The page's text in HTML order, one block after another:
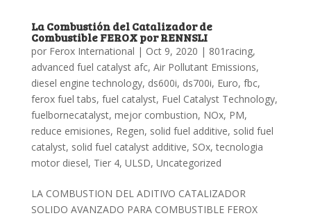
La Combustión del Catalizador de
Combustible FEROX por RENNSLI
por Ferox International | Oct 9, 2020 | 801racing,
advanced fuel catalyst afc, Air Pollutant Emissions,
diesel engine technology, ds600i, ds700i, Euro, fbc,
ferox fuel tabs, fuel catalyst, Fuel Catalyst Technology,
fuelbornecatalyst, mejor combustion, NOx, PM,
reduce emisiones, Regen, solid fuel additive, solid fuel
catalyst, solid fuel catalyst additive, SOx,tecnologia
motor diesel, Tier 4, ULSD, Uncategorized
LA COMBUSTION DEL ADITIVO CATALIZADOR
SOLIDO AVANZADO PARA COMBUSTIBLE FEROX